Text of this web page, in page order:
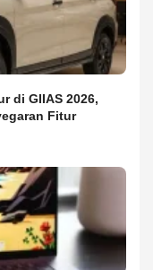
di GIIAS 2026,
Fitur